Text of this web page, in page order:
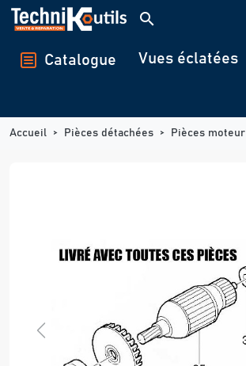
Panneau de gestion des cookies
search
Catalogue Vues éclatées
Accueil Pièces détachées Pièces moteur
Previous